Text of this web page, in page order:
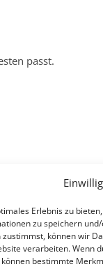
Erlebnis zu
zu speichern
zustimmst, können wir
verarbeiten. Wenn
bestimmte
passt.
(App für